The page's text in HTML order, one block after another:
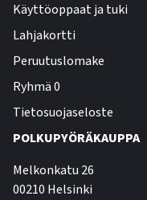
Käyttöoppaat ja tuki
Lahjakortti
Peruutuslomake
Ryhmä 0
Tietosuojaseloste
POLKUPYÖRÄKAUPPA
Melkonkatu 26
00210 Helsinki